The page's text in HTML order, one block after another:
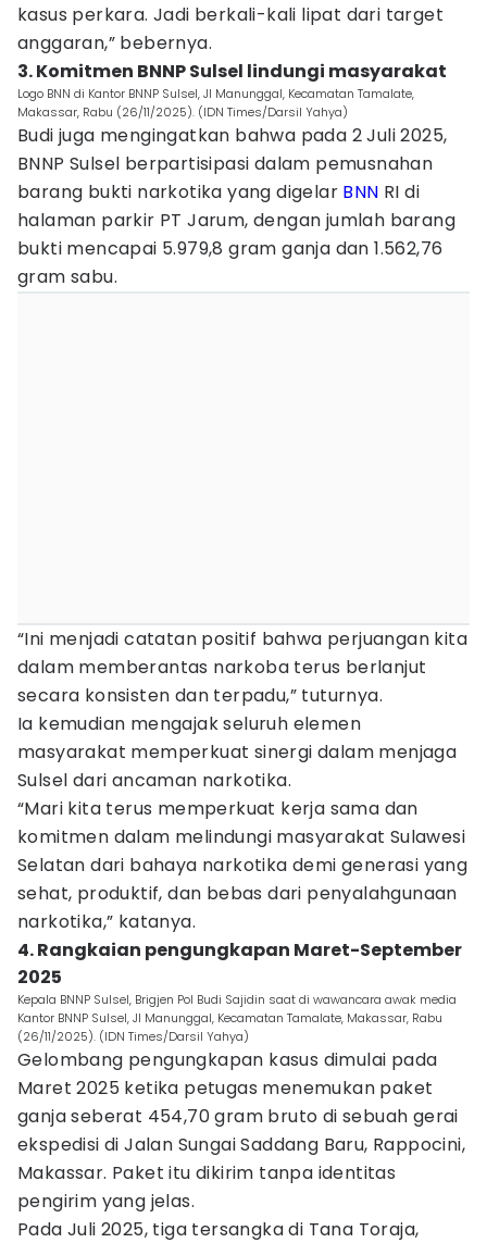
kasus perkara. Jadi berkali-kali lipat dari target
anggaran,” bebernya.
3. Komitmen BNNP Sulsel lindungi masyarakat
Logo BNN di Kantor BNNP Sulsel, Jl Manunggal, Kecamatan Tamalate,
Makassar, Rabu (26/11/2025). (IDN Times/Darsil Yahya)
Budi juga mengingatkan bahwa pada 2 Juli 2025,
BNNP Sulsel berpartisipasi dalam pemusnahan
barang bukti narkotika yang digelar BNN RI di
halaman parkir PT Jarum, dengan jumlah barang
bukti mencapai 5.979,8 gram ganja dan 1.562,76
gram sabu.
“Ini menjadi catatan positif bahwa perjuangan kita
dalam memberantas narkoba terus berlanjut
secara konsisten dan terpadu,” tuturnya.
Ia kemudian mengajak seluruh elemen
masyarakat memperkuat sinergi dalam menjaga
Sulsel dari ancaman narkotika.
“Mari kita terus memperkuat kerja sama dan
komitmen dalam melindungi masyarakat Sulawesi
Selatan dari bahaya narkotika demi generasi yang
sehat, produktif, dan bebas dari penyalahgunaan
narkotika,” katanya.
4. Rangkaian pengungkapan Maret-September
2025
Kepala BNNP Sulsel, Brigjen Pol Budi Sajidin saat di wawancara awak media
Kantor BNNP Sulsel, Jl Manunggal, Kecamatan Tamalate, Makassar, Rabu
(26/11/2025). (IDN Times/Darsil Yahya)
Gelombang pengungkapan kasus dimulai pada
Maret 2025 ketika petugas menemukan paket
ganja seberat 454,70 gram bruto di sebuah gerai
ekspedisi di Jalan Sungai Saddang Baru, Rappocini,
Makassar. Paket itu dikirim tanpa identitas
pengirim yang jelas.
Pada Juli 2025, tiga tersangka di Tana Toraja,